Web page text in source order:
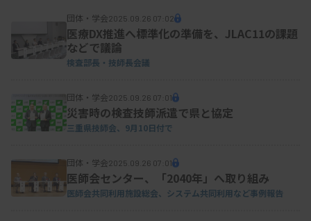
研修会では、参加者にルールを覚えてもらいなが
ら1回、プレイ。りんわくメンバーと大学1年生の担
類やルールの理解をサポートした。2回目を本番と
して、各グループのゲームの結果を報告してもら
団体・学会2025.09.26 07:02
医療DX推進へ標準化の準備を、JLAC11の課題
などで議論
検査部長・技師長会議
団体・学会2025.09.26 07:01
災害時の検査技師派遣で県と協定
三重県技師会、9月10日付で
団体・学会2025.09.26 07:01
医師会センター、「2040年」へ取り組み
医師会共同利用施設総会、システム共同利用など事例報告